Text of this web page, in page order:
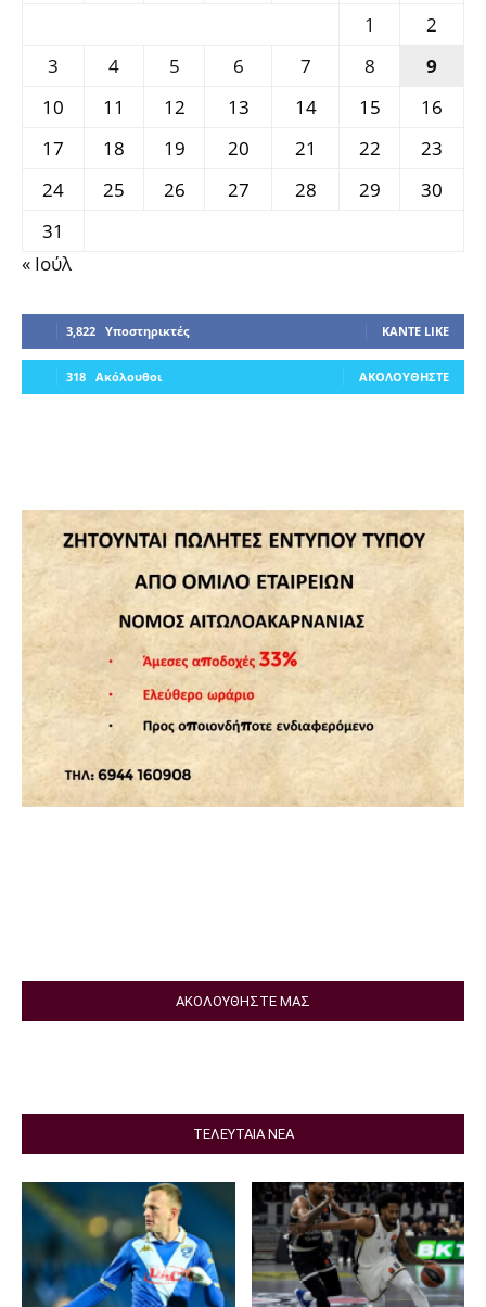
1
2
3
4 5 6 7 8
9
10
11 12 13 14 15
16
17
18 19 20 21 22
23
24
25 26 27 28 29
30
31
« Ιούλ
3,822 Υποστηρικτές ΚΆΝΤΕ LIKE
318 Ακόλουθοι ΑΚΟΛΟΥΘΉΣΤΕ
ΑΚΟΛΟΥΘΗΣΤΕ ΜΑΣ
ΤΕΛΕΥΤΑΙΑ ΝΕΑ